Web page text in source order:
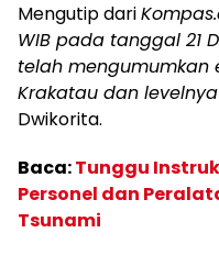
Mengutip dari
WIB pada tanggal 21
telah mengumumkan
Krakatau dan
Dwikorita.
Baca:Tunggu
Personel dan
Tsunami